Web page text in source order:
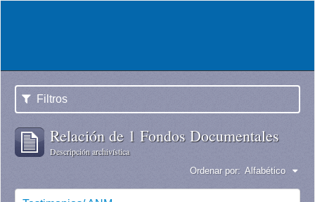
Filtros
Relación de 1 Fondos Documentales
Descripción archivística
Ordenar por: Alfabético